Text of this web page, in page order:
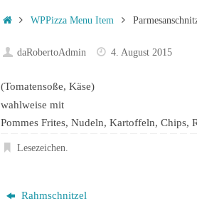
StartWPPizza Menu Item
daRobertoAdmin 4. August 2015
(Tomatensoße, Käse)
wahlweise mit
Pommes Frites, Nudeln, Kartoffeln, Chips,
Lesezeichen
Rahmschnitzel